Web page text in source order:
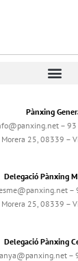
Pànxing
–
Morera 25, 08339 –
Delegació Pànxing
–
Morera 25, 08339 –
Delegació Pànxing
–